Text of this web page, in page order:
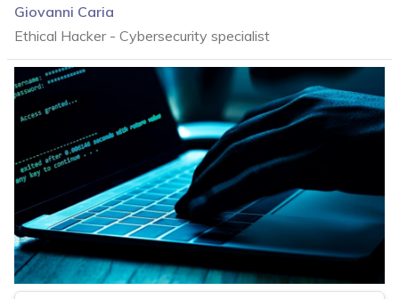
Giovanni Caria
Ethical Hacker - Cybersecurity specialist